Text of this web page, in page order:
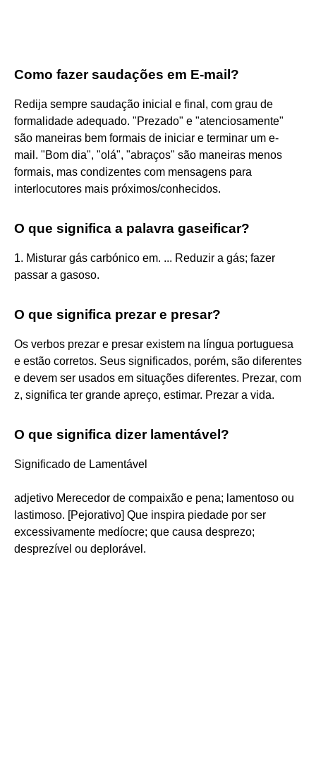
Como fazer saudações em E-mail?
Redija sempre saudação inicial e final, com grau de
formalidade adequado. "Prezado" e "atenciosamente"
são maneiras bem formais de iniciar e terminar um e-
mail. "Bom dia", "olá", "abraços" são maneiras menos
formais, mas condizentes com mensagens para
interlocutores mais próximos/conhecidos.
O que significa a palavra gaseificar?
1. Misturar gás carbónico em. ... Reduzir a gás; fazer
passar a gasoso.
O que significa prezar e presar?
Os verbos prezar e presar existem na língua portuguesa
e estão corretos. Seus significados, porém, são diferentes
e devem ser usados em situações diferentes. Prezar, com
z, significa ter grande apreço, estimar. Prezar a vida.
O que significa dizer lamentável?
Significado de Lamentável
adjetivo Merecedor de compaixão e pena; lamentoso ou
lastimoso. [Pejorativo] Que inspira piedade por ser
excessivamente medíocre; que causa desprezo;
desprezível ou deplorável.